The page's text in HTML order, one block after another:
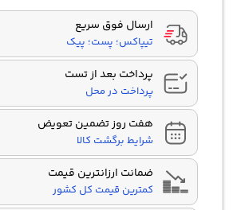
ارسال فوق سریع
تیپاکس؛ پست؛ پیک
پرداخت بعد از تست
پرداخت در محل
هفت روز تضمین تعویض
شرایط برگشت کالا
ضمانت ارزانترین قیمت
کمترین قیمت کل کشور